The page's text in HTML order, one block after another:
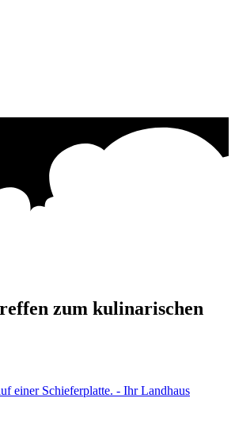
zum kulinarischen